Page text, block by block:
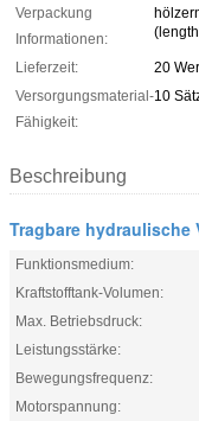
Verpackung
Informationen:
Lieferzeit:
20
Versorgungsmaterial-
Fähigkeit:
10
Beschreibung
Tragbare
Funktionsmedium:
Kraftstofftank-Volumen:
Max. Betriebsdruck:
Leistungsstärke:
Bewegungsfrequenz:
Motorspannung: